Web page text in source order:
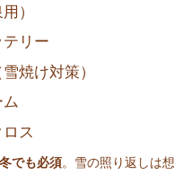
）
リー
焼け対策）
ム
ス
でも必須。雪の照り返しは